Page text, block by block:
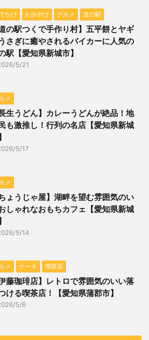
かけ おみやげ グルメ 道の駅
道の駅つくで手作り村】五平餅とヤギ
さぎに癒やされるバイカーに人気の
駅【愛知県新城市】
5/21
メ
長生うどん】カレーうどんが絶品！地
も激推し！行列の名店【愛知県新城
5/17
メ
ちょうじゃ屋】湖畔を望む雰囲気のい
しゃれなおもちカフェ【愛知県新城
5/14
メ ケーキ 喫茶店
伊藤珈琲店】レトロで雰囲気のいい落
ける喫茶店！【愛知県蒲郡市】
5/6